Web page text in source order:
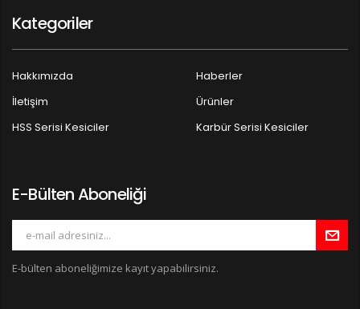
Kategoriler
Hakkımızda
Haberler
İletişim
Ürünler
HSS Serisi Kesiciler
Karbür Serisi Kesiciler
E-Bülten Aboneliği
E-bülten aboneliğimize kayıt yapabilirsiniz.